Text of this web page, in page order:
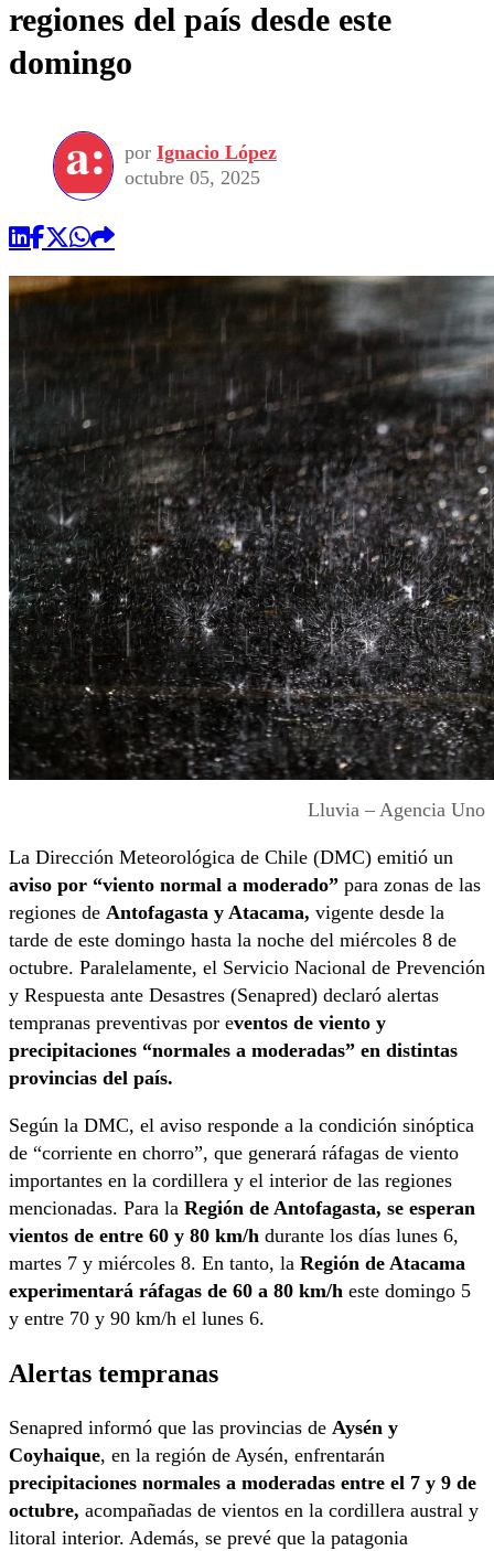
regiones del país desde este
domingo
por Ignacio López
octubre 05, 2025
Lluvia – Agencia Uno
La Dirección Meteorológica de Chile (DMC) emitió un
aviso por “viento normal a moderado” para zonas de las
regiones de Antofagasta y Atacama, vigente desde la
tarde de este domingo hasta la noche del miércoles 8 de
octubre. Paralelamente, el Servicio Nacional de Prevención
y Respuesta ante Desastres (Senapred) declaró alertas
tempranas preventivas por eventos de viento y
precipitaciones “normales a moderadas” en distintas
provincias del país.
Según la DMC, el aviso responde a la condición sinóptica
de “corriente en chorro”, que generará ráfagas de viento
importantes en la cordillera y el interior de las regiones
mencionadas. Para la Región de Antofagasta, se esperan
vientos de entre 60 y 80 km/h durante los días lunes 6,
martes 7 y miércoles 8. En tanto, la Región de Atacama
experimentará ráfagas de 60 a 80 km/h este domingo 5
y entre 70 y 90 km/h el lunes 6.
Alertas tempranas
Senapred informó que las provincias de Aysén y
Coyhaique, en la región de Aysén, enfrentarán
precipitaciones normales a moderadas entre el 7 y 9 de
octubre, acompañadas de vientos en la cordillera austral y
litoral interior. Además, se prevé que la patagonia